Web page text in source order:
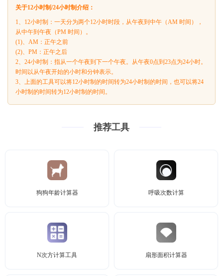
关于12小时制/24小时制介绍：
1、12小时制：一天分为两个12小时时段，从午夜到中午（AM 时间），
从中午到午夜（PM 时间）。
(1)、AM：正午之前
(2)、PM：正午之后
2、24小时制：指从一个午夜到下一个午夜。从午夜0点到23点为24小时。
时间以从午夜开始的小时和分钟表示。
3、上面的工具可以将12小时制的时间转为24小时制的时间，也可以将24
小时制的时间转为12小时制的时间。
推荐工具
狗狗年龄计算器 呼吸次数计算
N次方计算工具 扇形面积计算器